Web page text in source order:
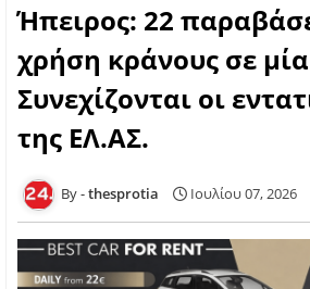
Ήπειρος: 22
χρήση κράνους σε
Συνεχίζονται οι
της ΕΛ.ΑΣ.
thesprotia Ιουλίου 07, 2026